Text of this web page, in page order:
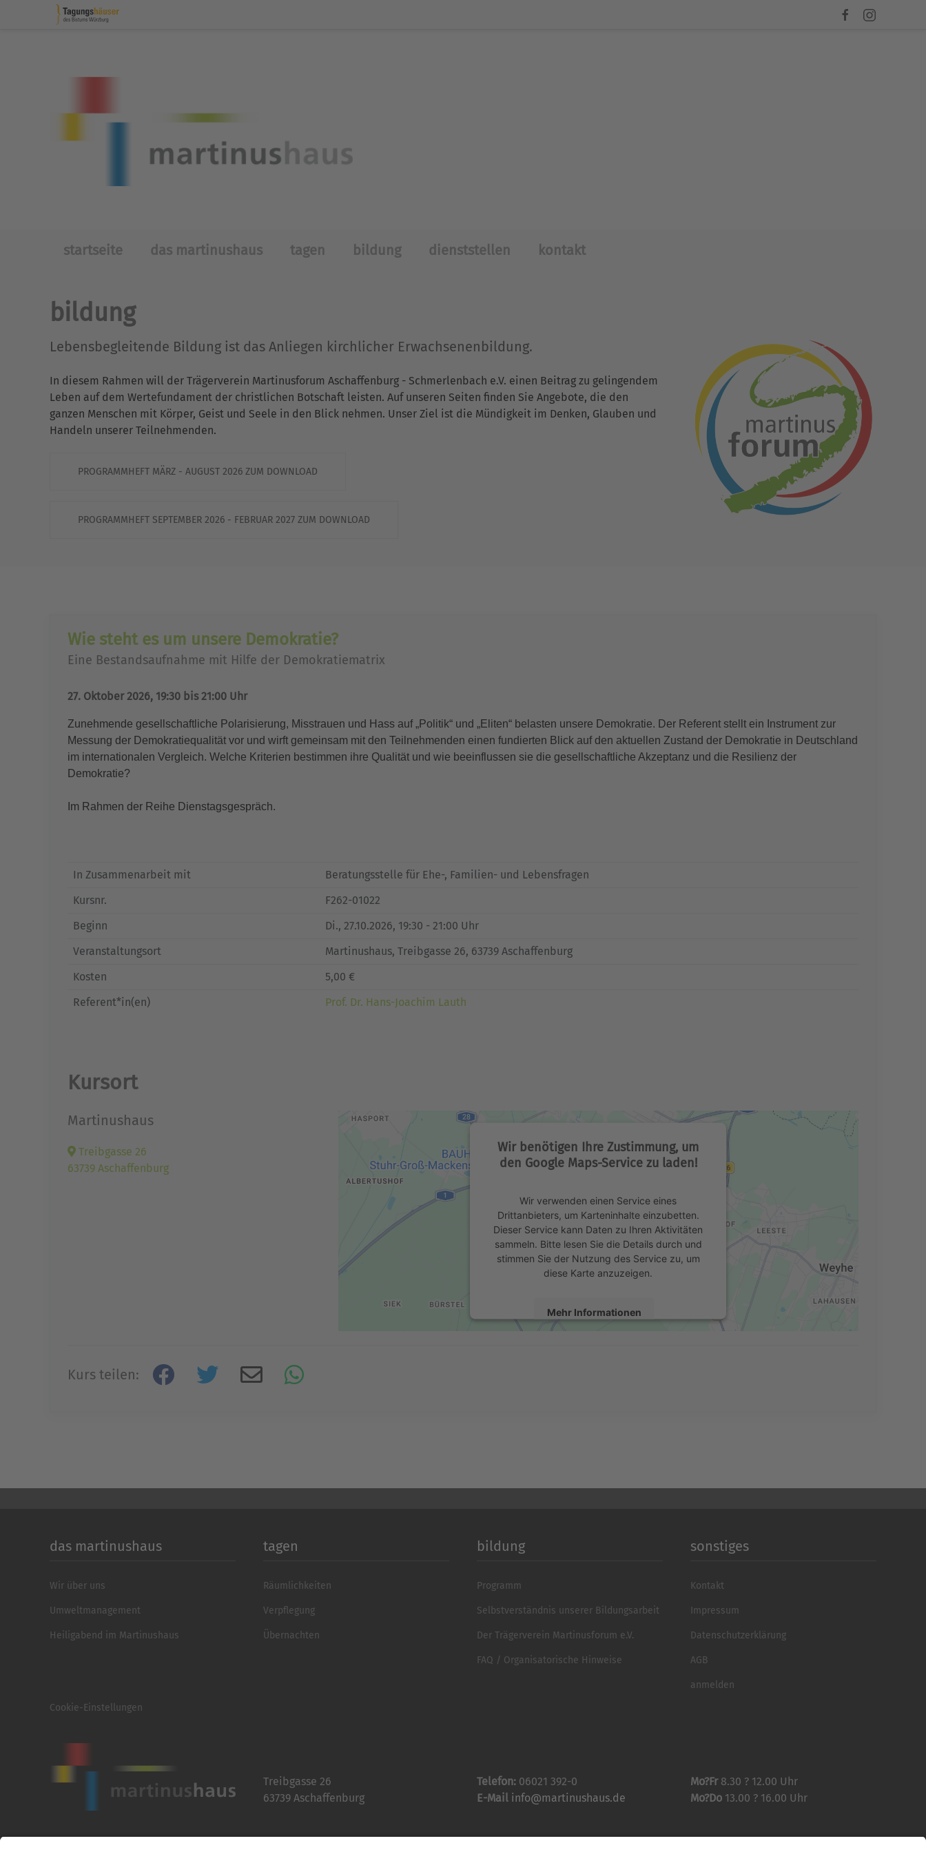
startseite das martinushaus tagen bildung dienststellen kontakt
bildung
Lebensbegleitende Bildung ist das Anliegen kirchlicher Erwachsenenbildung.
In diesem Rahmen will der Trägerverein Martinusforum Aschaffenburg - Schmerlenbach e.V. einen Beitrag zu gelingendem
Leben auf dem Wertefundament der christlichen Botschaft leisten. Auf unseren Seiten finden Sie Angebote, die den
ganzen Menschen mit Körper, Geist und Seele in den Blick nehmen. Unser Ziel ist die Mündigkeit im Denken, Glauben und
Handeln unserer Teilnehmenden.
PROGRAMMHEFT MÄRZ - AUGUST 2026 ZUM DOWNLOAD
PROGRAMMHEFT SEPTEMBER 2026 - FEBRUAR 2027 ZUM DOWNLOAD
Wie steht es um unsere Demokratie?
Eine Bestandsaufnahme mit Hilfe der Demokratiematrix
27. Oktober 2026, 19:30 bis 21:00 Uhr
Zunehmende gesellschaftliche Polarisierung, Misstrauen und Hass auf „Politik“ und „Eliten“ belasten unsere Demokratie. Der Referent stellt ein Instrument zur
Messung der Demokratiequalität vor und wirft gemeinsam mit den Teilnehmenden einen fundierten Blick auf den aktuellen Zustand der Demokratie in Deutschland
im internationalen Vergleich. Welche Kriterien bestimmen ihre Qualität und wie beeinflussen sie die gesellschaftliche Akzeptanz und die Resilienz der
Demokratie?
Im Rahmen der Reihe Dienstagsgespräch.
In Zusammenarbeit mit
Beratungsstelle für Ehe-, Familien- und Lebensfragen
Kursnr.
F262-01022
Beginn
Di., 27.10.2026, 19:30 - 21:00 Uhr
Veranstaltungsort
Martinushaus, Treibgasse 26, 63739 Aschaffenburg
Kosten
5,00 €
Referent*in(en)
Prof. Dr. Hans-Joachim Lauth
Kursort
Martinushaus
Treibgasse 26
63739 Aschaffenburg
Wir benötigen Ihre Zustimmung, um
den Google Maps-Service zu laden!
Wir verwenden einen Service eines
Drittanbieters, um Karteninhalte einzubetten.
Dieser Service kann Daten zu Ihren Aktivitäten
sammeln. Bitte lesen Sie die Details durch und
stimmen Sie der Nutzung des Service zu, um
diese Karte anzuzeigen.
Mehr Informationen
Kurs teilen:
das martinushaus
Wir über uns
Umweltmanagement
Heiligabend im Martinushaus
tagen
Räumlichkeiten
Verpflegung
Übernachten
bildung
Programm
Selbstverständnis unserer Bildungsarbeit
Der Trägerverein Martinusforum e.V.
FAQ / Organisatorische Hinweise
sonstiges
Kontakt
Impressum
Datenschutzerklärung
AGB
anmelden
Cookie-Einstellungen
Treibgasse 26
63739 Aschaffenburg
Telefon: 06021 392-0
E-Mail info@martinushaus.de
Mo?Fr 8.30 ? 12.00 Uhr
Mo?Do 13.00 ? 16.00 Uhr